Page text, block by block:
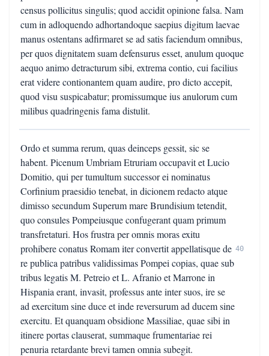
census pollicitus singulis; quod accidit opinione falsa. Nam
cum in adloquendo adhortandoque saepius digitum laevae
manus ostentans adfirmaret se ad satis faciendum omnibus,
per quos dignitatem suam defensurus esset, anulum quoque
aequo animo detracturum sibi, extrema contio, cui facilius
erat videre contionantem quam audire, pro dicto accepit,
quod visu suspicabatur; promissumque ius anulorum cum
milibus quadringenis fama distulit.
Ordo et summa rerum, quas deinceps gessit, sic se
habent. Picenum Umbriam Etruriam occupavit et Lucio
Domitio, qui per tumultum successor ei nominatus
Corfinium praesidio tenebat, in dicionem redacto atque
dimisso secundum Superum mare Brundisium tetendit,
quo consules Pompeiusque confugerant quam primum
transfretaturi. Hos frustra per omnis moras exitu
prohibere conatus Romam iter convertit appellatisque de
re publica patribus validissimas Pompei copias, quae sub
tribus legatis M. Petreio et L. Afranio et Marrone in
Hispania erant, invasit, professus ante inter suos, ire se
ad exercitum sine duce et inde reversurum ad ducem sine
exercitu. Et quanquam obsidione Massiliae, quae sibi in
itinere portas clauserat, summaque frumentariae rei
penuria retardante brevi tamen omnia subegit.
40